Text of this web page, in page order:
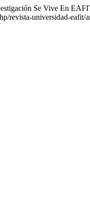
Se Vive En
revista-universidad-eafit/